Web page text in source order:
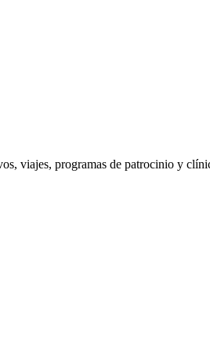
viajes, programas de patrocinio y